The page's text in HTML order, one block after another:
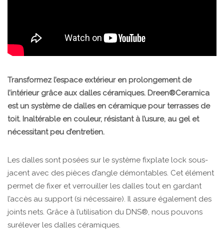
Transformez l’espace extérieur en prolongement de
l’intérieur grâce aux dalles céramiques. Dreen®Ceramica
est un système de dalles en céramique pour terrasses de
toit. Inaltérable en couleur, résistant à l’usure, au gel et
nécessitant peu d’entretien.
Les dalles sont posées sur le système fixplate lock sous-
jacent avec des pièces d’angle démontables. Cet élément
permet de fixer et verrouiller les dalles tout en gardant
l’accès au support (si nécessaire). Il assure également des
joints nets. Grâce à l’utilisation du DNS®, nous pouvons
surélever les dalles céramiques.